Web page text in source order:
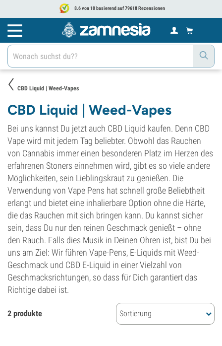
8.6 von 10 basierend auf 79618 Rezensionen
CBD Liquid | Weed-Vapes
CBD Liquid | Weed-Vapes
Bei uns kannst Du jetzt auch CBD Liquid kaufen. Denn CBD
Vape wird mit jedem Tag beliebter. Obwohl das Rauchen
von Cannabis immer einen besonderen Platz im Herzen des
erfahrenen Stoners einnehmen wird, gibt es so viele andere
Möglichkeiten, sein Lieblingskraut zu genießen. Die
Verwendung von Vape Pens hat schnell große Beliebtheit
erlangt und bietet eine inhalierbare Option ohne die Härte,
die das Rauchen mit sich bringen kann. Du kannst sicher
sein, dass Du nur den reinen Geschmack genießt – ohne
den Rauch. Falls dies Musik in Deinen Ohren ist, bist Du bei
uns am Ziel: Wir führen Vape-Pens, E-Liquids mit Weed-
Geschmack und CBD E-Liquid in einer Vielzahl von
Geschmacksrichtungen, so dass für Dich garantiert das
Richtige dabei ist.
2 produkte Sortierung